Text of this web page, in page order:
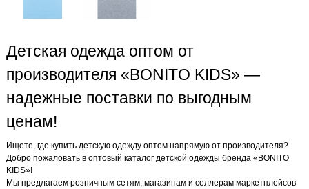
Детская одежда оптом от
производителя «BONITO KIDS» —
надежные поставки по выгодным
ценам!
Ищете, где купить детскую одежду оптом напрямую от производителя?
Добро пожаловать в оптовый каталог детской одежды бренда «BONITO
KIDS»!
Мы предлагаем розничным сетям, магазинам и селлерам маркетплейсов